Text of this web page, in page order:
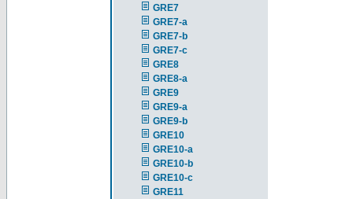
GRE7
GRE7-a
GRE7-b
GRE7-c
GRE8
GRE8-a
GRE9
GRE9-a
GRE9-b
GRE10
GRE10-a
GRE10-b
GRE10-c
GRE11